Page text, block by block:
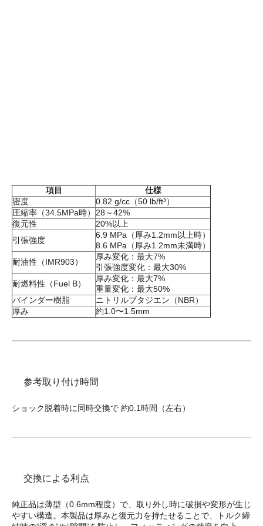
項目
仕様
密度
0.82 g/cc（50 lb/ft³）
圧縮率（34.5MPa時）
28～42%
復元性
20%以上
引張強度
6.9 MPa（厚み1.2mm以上時）
8.6 MPa（厚み1.2mm未満時）
耐油性（IMR903）
厚み変化：最大7%
引張強度変化：最大30%
耐燃料性（Fuel B）
厚み変化：最大7%
重量変化：最大50%
バインダー樹脂
ニトリルブタジエン（NBR）
厚み
約1.0〜1.5mm
参考取り付け時間
ショック脱着時に同時交換で 約0.1時間（左右）
交換による利点
純正品は薄型（0.6mm程度）で、取り外し時に破損や変形が生じ
やすい構造。本製品は厚みと復元力を持たせることで、トルク締